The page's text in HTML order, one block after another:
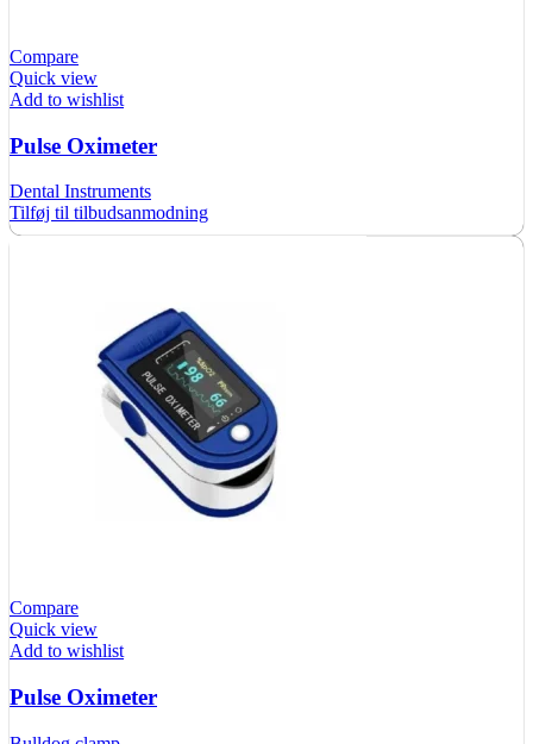
Compare
Quick view
Add to wishlist
Pulse Oximeter
Dental Instruments
Tilføj til tilbudsanmodning
Compare
Quick view
Add to wishlist
Pulse Oximeter